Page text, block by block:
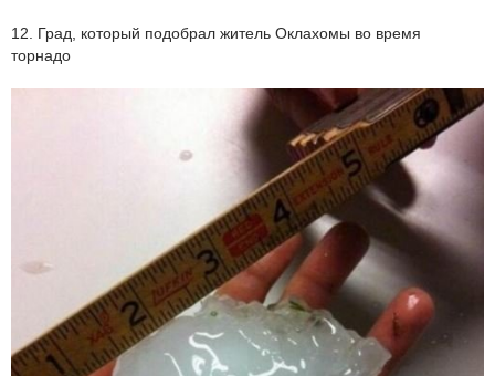
12. Град, который подобрал житель Оклахомы во время
торнадо